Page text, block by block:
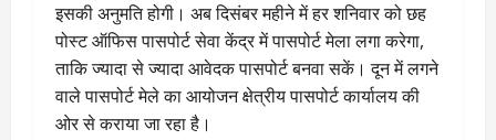
इसकी अनुमति होगी। अब दिसंबर महीने में हर शनिवार को छह
पोस्ट ऑफिस पासपोर्ट सेवा केंद्र में पासपोर्ट मेला लगा करेगा,
ताकि ज्यादा से ज्यादा आवेदक पासपोर्ट बनवा सकें। दून में लगने
वाले पासपोर्ट मेले का आयोजन क्षेत्रीय पासपोर्ट कार्यालय की
ओर से कराया जा रहा है।